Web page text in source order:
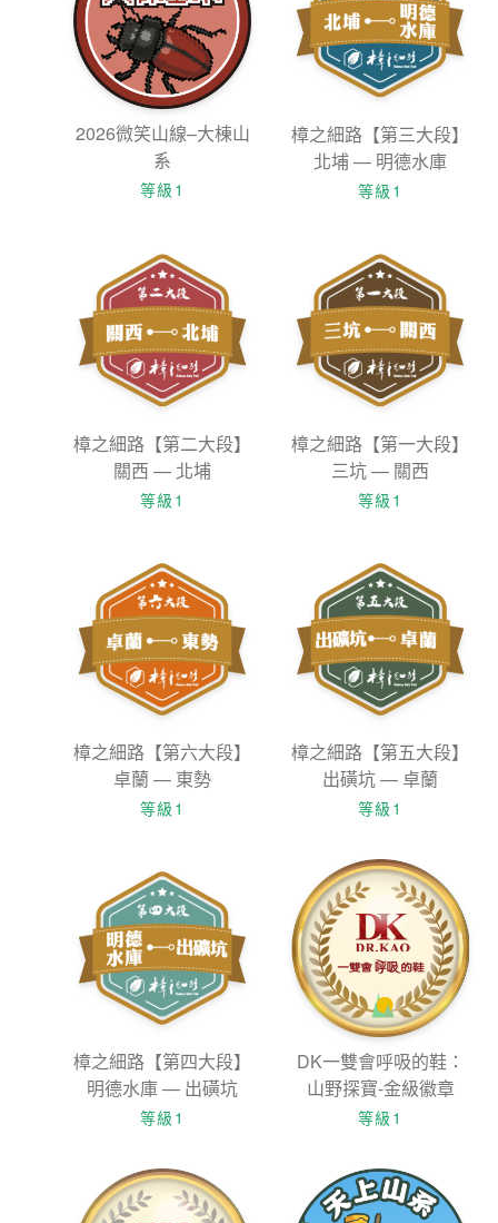
2026微笑山線–大棟山
系
等級1
樟之細路【第三大段】
北埔 — 明德水庫
等級1
樟之細路【第二大段】
關西 — 北埔
等級1
樟之細路【第一大段】
三坑 — 關西
等級1
樟之細路【第六大段】
卓蘭 — 東勢
等級1
樟之細路【第五大段】
出磺坑 — 卓蘭
等級1
樟之細路【第四大段】
明德水庫 — 出磺坑
等級1
DK一雙會呼吸的鞋：
山野探寶-金級徽章
等級1